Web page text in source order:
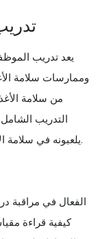
يعد تدريب
وممارسات سلامة
من سلامة
التدريب
يلعبونه في سلامة الأغذية، مما يؤدي إلى ثقافة المسؤولية والاجتهاد.
الفعال في مراقبة
كيفية قراءة